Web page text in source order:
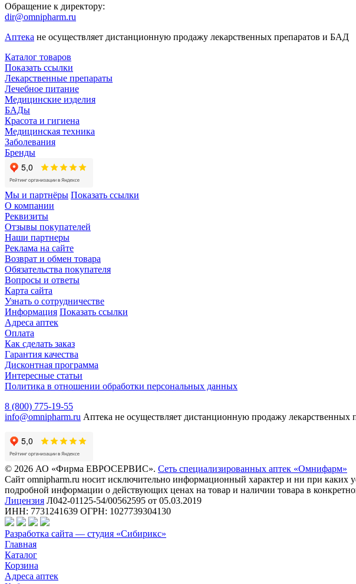
Обращение к директору:
dir@omnipharm.ru
Аптека не осуществляет дистанционную продажу лекарственных препаратов и БАД
Каталог товаров
Показать ссылки
Лекарственные препараты
Лечебное питание
Медицинские изделия
БАДы
Красота и гигиена
Медицинская техника
Заболевания
Бренды
Мы и партнёры Показать ссылки
О компании
Реквизиты
Отзывы покупателей
Наши партнеры
Реклама на сайте
Возврат и обмен товара
Обязательства покупателя
Вопросы и ответы
Карта сайта
Узнать о сотрудничестве
Информация Показать ссылки
Адреса аптек
Оплата
Как сделать заказ
Гарантия качества
Дисконтная программа
Интересные статьи
Политика в отношении обработки персональных данных
8 (800) 775-19-55
info@omnipharm.ru Аптека не осуществляет дистанционную продажу лекарственных
© 2026 АО «Фирма ЕВРОСЕРВИС». Сеть специализированных аптек «Омнифарм»
Сайт omnipharm.ru носит исключительно информационный характер и ни при
подробной информации о действующих ценах на товар и наличии товара в
Лицензия Л042-01125-54/00562595 от 05.03.2019
ИНН: 7731241639 ОГРН: 1027739304130
Разработка сайта — студия «Сибирикс»
Главная
Каталог
Корзина
Адреса аптек